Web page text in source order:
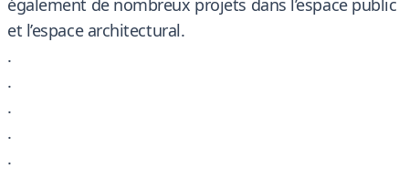
également de nombreux projets dans l’espace public
et l’espace architectural.
.
.
.
.
.